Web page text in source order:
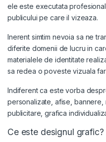
ele este executata
publicului pe care il vizeaza.
Inerent simtim nevoia sa ne
diferite domenii de lucru in
materialele de identitate
sa redea o poveste vizuala
Indiferent ca este vorba
personalizate , afise,
publicitare, grafica
Ce este designul grafic?